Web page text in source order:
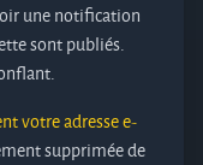
une notification
sont publiés.
votre adresse e-
supprimée de